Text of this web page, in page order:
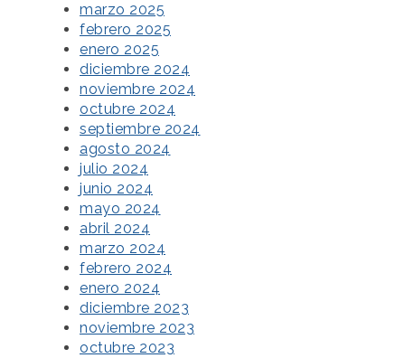
marzo 2025
febrero 2025
enero 2025
diciembre 2024
noviembre 2024
octubre 2024
septiembre 2024
agosto 2024
julio 2024
junio 2024
mayo 2024
abril 2024
marzo 2024
febrero 2024
enero 2024
diciembre 2023
noviembre 2023
octubre 2023